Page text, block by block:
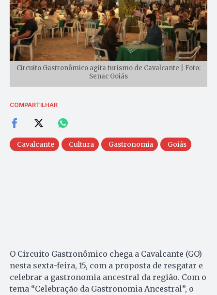
Circuito Gastronômico agita turismo de Cavalcante | Foto:
Senac Goiás
COMPARTILHAR
Cavalcante Cultura Gastronomia Goiás
O Circuito Gastronômico chega a Cavalcante (GO)
nesta sexta-feira, 15, com a proposta de resgatar e
celebrar a gastronomia ancestral da região. Com o
tema “Celebração da Gastronomia Ancestral”, o